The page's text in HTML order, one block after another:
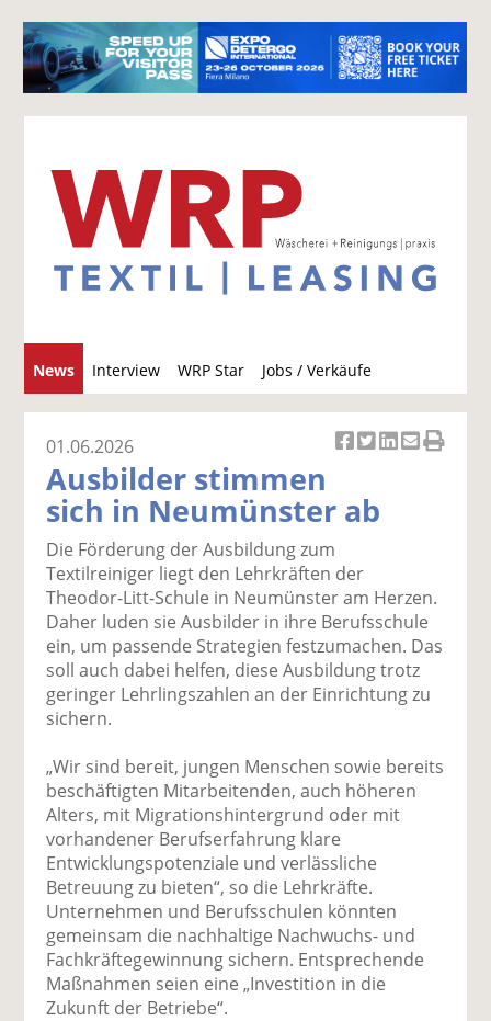
News Interview WRP Star Jobs / Verkäufe
u
c
k
a
uf
F
ac
e
b
o
te
il
e
n
k
wi
tt
er
n
k
uf
Li
n
k
e
di
te
il
e
n
E
m
ai
l
v
n
d
ck
e
n
01.06.2026
Ausbilder stimmen
sich in Neumünster ab
Die Förderung der Ausbildung zum
Textilreiniger liegt den Lehrkräften der
Theodor-Litt-Schule in Neumünster am Herzen.
Daher luden sie Ausbilder in ihre Berufsschule
ein, um passende Strategien festzumachen. Das
soll auch dabei helfen, diese Ausbildung trotz
geringer Lehrlingszahlen an der Einrichtung zu
sichern.
„Wir sind bereit, jungen Menschen sowie bereits
beschäftigten Mitarbeitenden, auch höheren
Alters, mit Migrationshintergrund oder mit
vorhandener Berufserfahrung klare
Entwicklungspotenziale und verlässliche
Betreuung zu bieten“, so die Lehrkräfte.
Unternehmen und Berufsschulen könnten
gemeinsam die nachhaltige Nachwuchs- und
Fachkräftegewinnung sichern. Entsprechende
Maßnahmen seien eine „Investition in die
Zukunft der Betriebe“.